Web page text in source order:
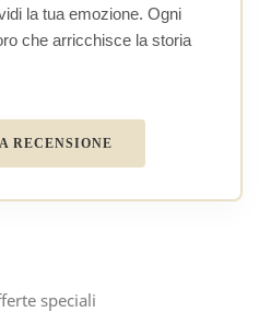
la tua emozione. Ogni
che arricchisce la storia
RECENSIONE
speciali